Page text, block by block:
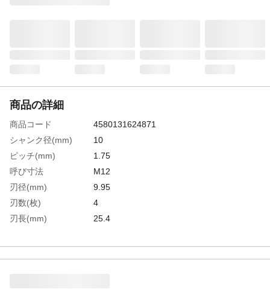
商品の詳細
商品コード
4580131624871
シャンク径(mm)
10
ピッチ(mm)
1.75
呼び寸法
M12
刃径(mm)
9.95
刃数(枚)
4
刃長(mm)
25.4
表面処理
窒化チタニウムカーボン(TiCN)